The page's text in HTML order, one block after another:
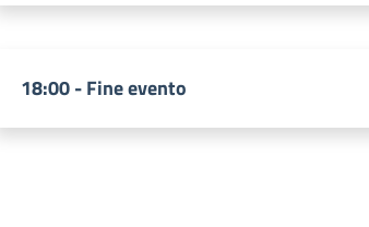
18:00 - Fine evento